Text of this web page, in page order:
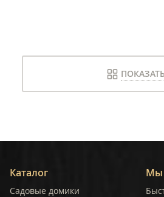
Каталог
Садовые домики
Мы